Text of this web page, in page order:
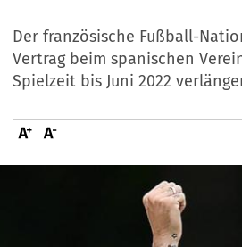
Der französische Fußball-
Vertrag beim spanischen
Spielzeit bis Juni 2022